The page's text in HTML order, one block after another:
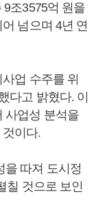
조3575억 원을
넘으며 4년 연
업 수주를 위
다고 밝혔다. 이
사업성 분석을
이다.
을 따져 도시정
칠 것으로 보인